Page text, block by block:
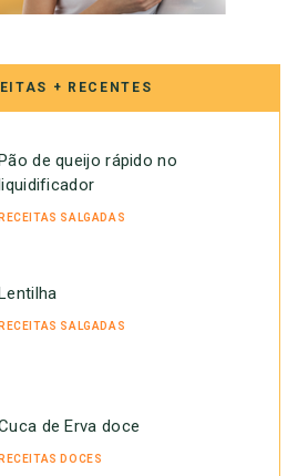
+ RECENTES
de queijo rápido no
RECEITAS SALGADAS
RECEITAS SALGADAS
de Erva doce
RECEITAS DOCES